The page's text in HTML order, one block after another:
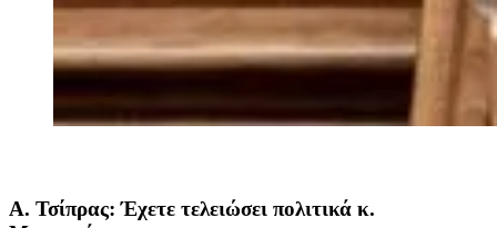
Α. Τσίπρας: Έχετε τελειώσει πολιτικά κ.